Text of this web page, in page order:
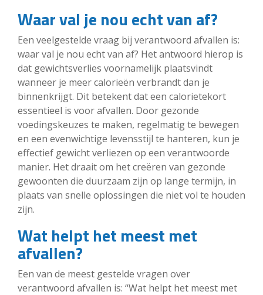
Waar val je nou echt van af?
Een veelgestelde vraag bij verantwoord afvallen is:
waar val je nou echt van af? Het antwoord hierop is
dat gewichtsverlies voornamelijk plaatsvindt
wanneer je meer calorieën verbrandt dan je
binnenkrijgt. Dit betekent dat een calorietekort
essentieel is voor afvallen. Door gezonde
voedingskeuzes te maken, regelmatig te bewegen
en een evenwichtige levensstijl te hanteren, kun je
effectief gewicht verliezen op een verantwoorde
manier. Het draait om het creëren van gezonde
gewoonten die duurzaam zijn op lange termijn, in
plaats van snelle oplossingen die niet vol te houden
zijn.
Wat helpt het meest met
afvallen?
Een van de meest gestelde vragen over
verantwoord afvallen is: “Wat helpt het meest met